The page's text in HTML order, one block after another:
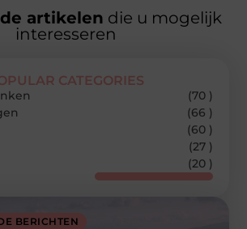
artikelen die u mogelijk
interesseren
BERICHTEN
CATEGORIES
(70 )
(66 )
(60 )
(27 )
(20 )